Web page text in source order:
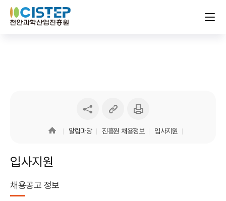
입사지원
알림마당 진흥원 채용정보 입사지원
공유하기
복사하기
채용공고 정보